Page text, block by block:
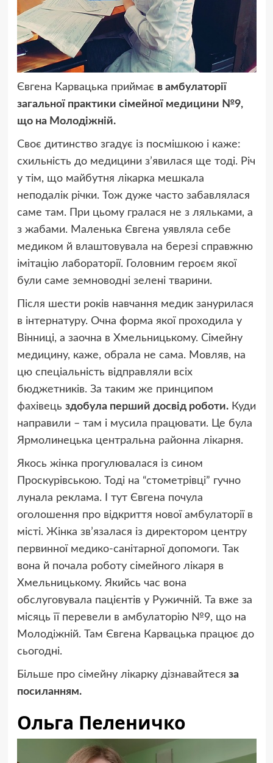
Євгена Карвацька приймає в амбулаторії
загальної практики сімейної медицини №9,
що на Молодіжній.
Своє дитинство згадує із посмішкою і каже:
схильність до медицини з’явилася ще тоді. Річ
у тім, що майбутня лікарка мешкала
неподалік річки. Тож дуже часто забавлялася
саме там. При цьому гралася не з ляльками, а
з жабами. Маленька Євгена уявляла себе
медиком й влаштовувала на березі справжню
імітацію лабораторії. Головним героєм якої
були саме земноводні зелені тварини.
Після шести років навчання медик занурилася
в інтернатуру. Очна форма якої проходила у
Вінниці, а заочна в Хмельницькому. Сімейну
медицину, каже, обрала не сама. Мовляв, на
цю спеціальність відправляли всіх
бюджетників. За таким же принципом
фахівець здобула перший досвід роботи.Куди
направили – там і мусила працювати. Це була
Ярмолинецька центральна районна лікарня.
Якось жінка прогулювалася із сином
Проскурівською. Тоді на “стометрівці” гучно
лунала реклама. І тут Євгена почула
оголошення про відкриття нової амбулаторії в
місті. Жінка зв’язалася із директором центру
первинної медико-санітарної допомоги. Так
вона й почала роботу сімейного лікаря в
Хмельницькому. Якийсь час вона
обслуговувала пацієнтів у Ружичній. Та вже за
місяць її перевели в амбулаторію №9, що на
Молодіжній. Там Євгена Карвацька працює до
сьогодні.
Більше про сімейну лікарку дізнавайтеся за
посиланням.
Ольга Пеленичко